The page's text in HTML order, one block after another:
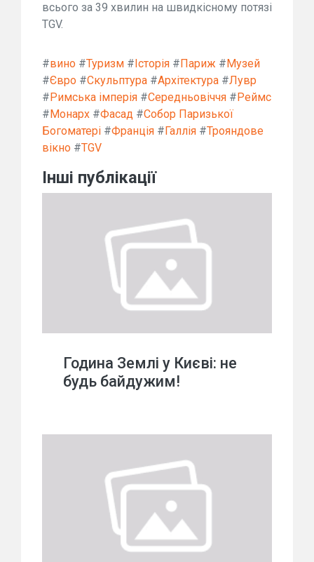
всього за 39 хвилин на швидкісному потязі
TGV.
#вино #Туризм #Історія #Париж #Музей
#Євро #Скульптура #Архітектура #Лувр
#Римська імперія #Середньовіччя #Реймс
#Монарх #Фасад #Собор Паризької
Богоматері #Франція #Галлія #Трояндове
вікно #TGV
Інші публікації
Година Землі у Києві: не
будь байдужим!